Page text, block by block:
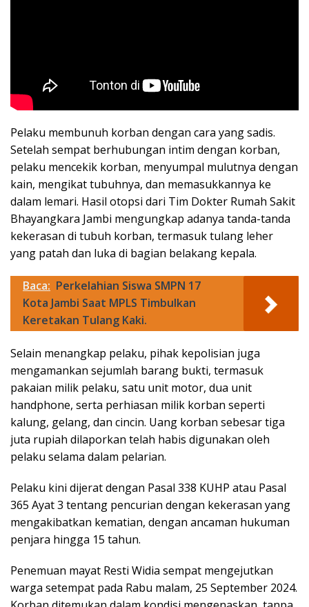
Pelaku membunuh korban dengan cara yang sadis.
Setelah sempat berhubungan intim dengan korban,
pelaku mencekik korban, menyumpal mulutnya dengan
kain, mengikat tubuhnya, dan memasukkannya ke
dalam lemari. Hasil otopsi dari Tim Dokter Rumah Sakit
Bhayangkara Jambi mengungkap adanya tanda-tanda
kekerasan di tubuh korban, termasuk tulang leher
yang patah dan luka di bagian belakang kepala.
Baca: Perkelahian Siswa SMPN 17
Kota Jambi Saat MPLS Timbulkan
Keretakan Tulang Kaki.
Selain menangkap pelaku, pihak kepolisian juga
mengamankan sejumlah barang bukti, termasuk
pakaian milik pelaku, satu unit motor, dua unit
handphone, serta perhiasan milik korban seperti
kalung, gelang, dan cincin. Uang korban sebesar tiga
juta rupiah dilaporkan telah habis digunakan oleh
pelaku selama dalam pelarian.
Pelaku kini dijerat dengan Pasal 338 KUHP atau Pasal
365 Ayat 3 tentang pencurian dengan kekerasan yang
mengakibatkan kematian, dengan ancaman hukuman
penjara hingga 15 tahun.
Penemuan mayat Resti Widia sempat mengejutkan
warga setempat pada Rabu malam, 25 September 2024.